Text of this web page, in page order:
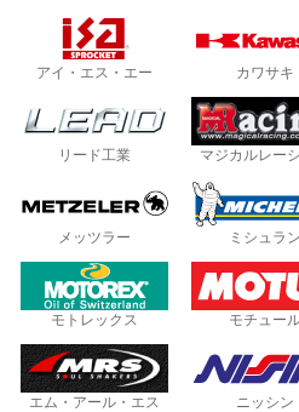
アイ・エス・エー カワサキ
リード工業 マジカルレー
メッツラー ミシュラン
モトレックス モチュー
エム・アール・エス ニッシン